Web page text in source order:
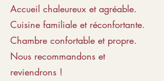
Accueil chaleureux et agréable.
Cuisine familiale et réconfortante.
Chambre confortable et propre.
Nous recommandons et
reviendrons !